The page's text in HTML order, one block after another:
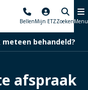
BellenMijn ETZZoekenMenu
behandeld?
afspraak